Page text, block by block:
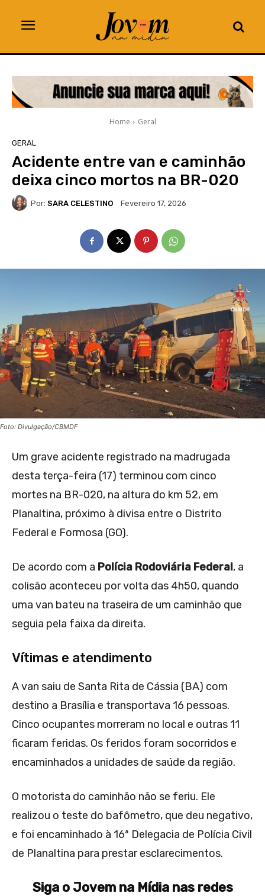
Home Geral
GERAL
Acidente entre van e caminhão
deixa cinco mortos na BR-020
Por: SARA CELESTINO Fevereiro 17, 2026
Foto: Divulgação/CBMDF
Um grave acidente registrado na madrugada
desta terça-feira (17) terminou com cinco
mortes na BR-020, na altura do km 52, em
Planaltina, próximo à divisa entre o Distrito
Federal e Formosa (GO).
De acordo com a Polícia Rodoviária Federal, a
colisão aconteceu por volta das 4h50, quando
uma van bateu na traseira de um caminhão que
seguia pela faixa da direita.
Vítimas e atendimento
A van saiu de Santa Rita de Cássia (BA) com
destino a Brasília e transportava 16 pessoas.
Cinco ocupantes morreram no local e outras 11
ficaram feridas. Os feridos foram socorridos e
encaminhados a unidades de saúde da região.
O motorista do caminhão não se feriu. Ele
realizou o teste do bafômetro, que deu negativo,
e foi encaminhado à 16ª Delegacia de Polícia Civil
de Planaltina para prestar esclarecimentos.
Siga o Jovem na Mídia nas redes